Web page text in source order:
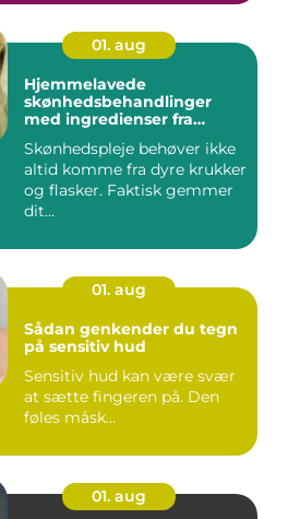
01. aug
Hjemmelavede
skønhedsbehandlinger
med ingredienser fra
Skønhedspleje behøver ikke
altid komme fra dyre krukker
og flasker. Faktisk gemmer
dit...
01. aug
Sådan genkender du tegn
på sensitiv hud
Sensitiv hud kan være svær
at sætte fingeren på. Den
føles måsk...
01. aug